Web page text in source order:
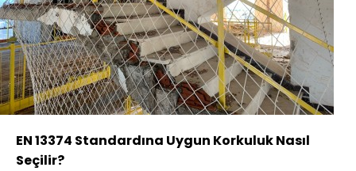
EN 13374 Standardına Uygun Korkuluk Nasıl
Seçilir?